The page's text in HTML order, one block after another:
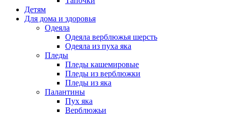
Детям
Для дома и здоровья
Одеяла
Одеяла верблюжья шерсть
Одеяла из пуха яка
Пледы
Пледы кашемировые
Пледы из верблюжки
Пледы из яка
Палантины
Пух яка
Верблюжьи